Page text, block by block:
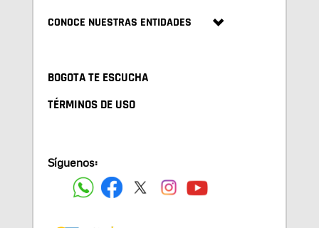
CONOCE NUESTRAS ENTIDADES
BOGOTA TE ESCUCHA
TÉRMINOS DE USO
Síguenos: